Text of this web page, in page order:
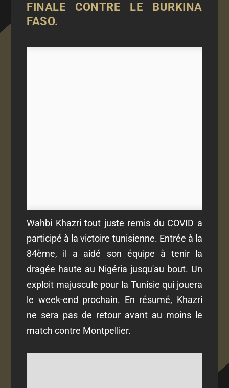
FINALE CONTRE LE BURKINA
FASO.
Wahbi Khazri tout juste remis du COVID a
participé à la victoire tunisienne. Entrée à la
84ème, il a aidé son équipe à tenir la
dragée haute au Nigéria jusqu'au bout. Un
exploit majuscule pour la Tunisie qui jouera
le week-end prochain. En résumé, Khazri
ne sera pas de retour avant au moins le
match contre Montpellier.